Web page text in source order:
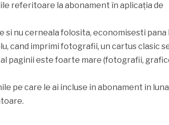
referitoare la abonament în aplicația de
si nu cerneala folosita, economisesti pana
cand imprimi fotografii, un cartus clasic
paginii este foarte mare (fotografii,
pe care le ai incluse in abonament in luna